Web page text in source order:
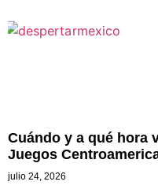
Cuándo y a qué hora
Juegos
julio 24, 2026